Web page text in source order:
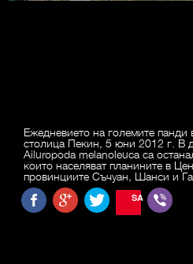
Ежедневието на големите панди
столица Пекин, 5 юни 2012 г. В
Ailuropoda melanoleuca са
които населяват планините в
провинциите Съчуан, Шанси и
SAVE